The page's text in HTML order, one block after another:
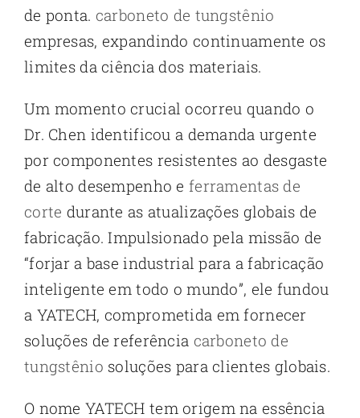
de ponta. carboneto de tungstênio
empresas, expandindo continuamente os
limites da ciência dos materiais.
Um momento crucial ocorreu quando o
Dr. Chen identificou a demanda urgente
por componentes resistentes ao desgaste
de alto desempenho e ferramentas de
corte durante as atualizações globais de
fabricação. Impulsionado pela missão de
“forjar a base industrial para a fabricação
inteligente em todo o mundo”, ele fundou
a YATECH, comprometida em fornecer
soluções de referência carboneto de
tungstênio soluções para clientes globais.
O nome YATECH tem origem na essência